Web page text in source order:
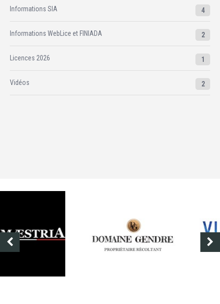
Informations SIA 4
Informations WebLice et FINIADA 2
Licences 2026 1
Vidéos 2